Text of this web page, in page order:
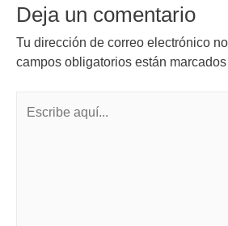
Deja un comentario
Tu dirección de correo electrónico
campos obligatorios están